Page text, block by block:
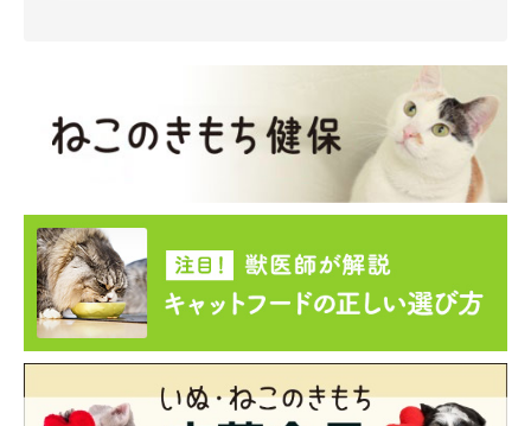
ねこのきもち投稿写真ギャラリー
「キッチンのゴム手袋やスポンジ。朝起きたら枕元に置い
てあった」
「朝起きると、ベッドの隣に私のスエードのショートブー
ツが置いてありました。よっぽどの大物と思ったのでしょ
うか、、、1階の玄関から、ゴトンゴトンと階段をのぼ
り、わざわざ運んでくれたみたいです。一週間ほど毎日運
ばれ、新品のブーツはヨダレと歯型でボロボロになってま